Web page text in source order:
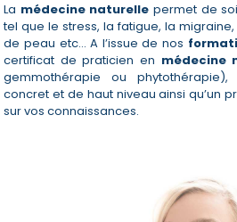
La médecine naturelle permet de
tel que le stress, la fatigue, la
de peau etc… A l’issue de nos
certificat de praticien en médecine
gemmothérapie ou
concret et de haut niveau ainsi qu’un
sur vos connaissances.